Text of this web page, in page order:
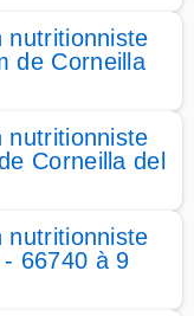
nutritionniste
de Corneilla
nutritionniste
Corneilla del
nutritionniste
66740 à 9